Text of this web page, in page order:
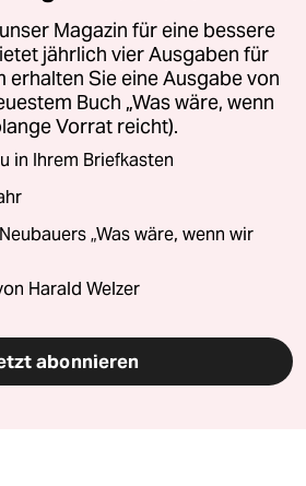
Magazin für eine bessere
jährlich vier Ausgaben für
erhalten Sie eine Ausgabe von
Buch „Was wäre, wenn
Vorrat reicht).
in Ihrem Briefkasten
„Was wäre, wenn wir
Harald Welzer
abonnieren